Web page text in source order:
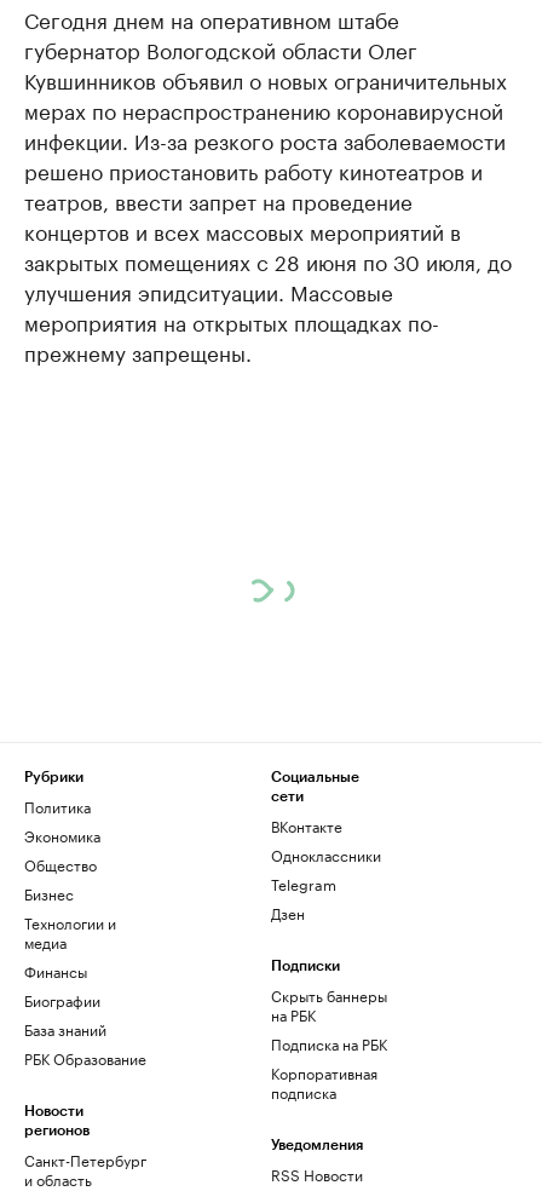
Сегодня днем на оперативном штабе
губернатор Вологодской области Олег
Кувшинников объявил о новых ограничительных
мерах по нераспространению коронавирусной
инфекции. Из-за резкого роста заболеваемости
решено приостановить работу кинотеатров и
театров, ввести запрет на проведение
концертов и всех массовых мероприятий в
закрытых помещениях с 28 июня по 30 июля, до
улучшения эпидситуации. Массовые
мероприятия на открытых площадках по-
прежнему запрещены.
Рубрики
Политика
Экономика
Общество
Бизнес
Технологии и
медиа
Финансы
Биографии
База знаний
РБК Образование
Новости
регионов
Санкт-Петербург
и область
Социальные
сети
ВКонтакте
Одноклассники
Telegram
Дзен
Подписки
Скрыть баннеры
на РБК
Подписка на РБК
Корпоративная
подписка
Уведомления
RSS Новости